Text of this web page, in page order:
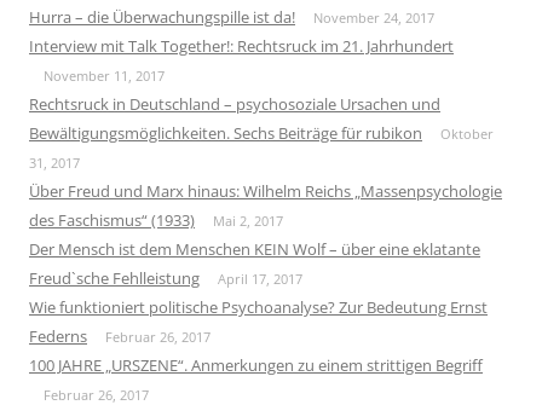
Hurra – die Überwachungspille ist da! November 24, 2017
Interview mit Talk Together!: Rechtsruck im 21. Jahrhundert
November 11, 2017
Rechtsruck in Deutschland – psychosoziale Ursachen und
Bewältigungsmöglichkeiten. Sechs Beiträge für rubikon
Oktober
31, 2017
Über Freud und Marx hinaus: Wilhelm Reichs „Massenpsychologie
des Faschismus“ (1933)
Mai 2, 2017
Der Mensch ist dem Menschen KEIN Wolf – über eine eklatante
Freud`sche Fehlleistung
April 17, 2017
Wie funktioniert politische Psychoanalyse? Zur Bedeutung Ernst
Federns
Februar 26, 2017
100 JAHRE „URSZENE“. Anmerkungen zu einem strittigen Begriff
Februar 26, 2017